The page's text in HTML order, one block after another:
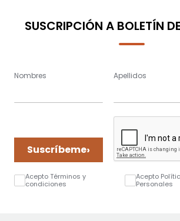
SUSCRIPCIÓN A BOLETÍN
Nombres Apellidos
Suscríbeme›
Acepto Términos y
condiciones
Acepto
Personales